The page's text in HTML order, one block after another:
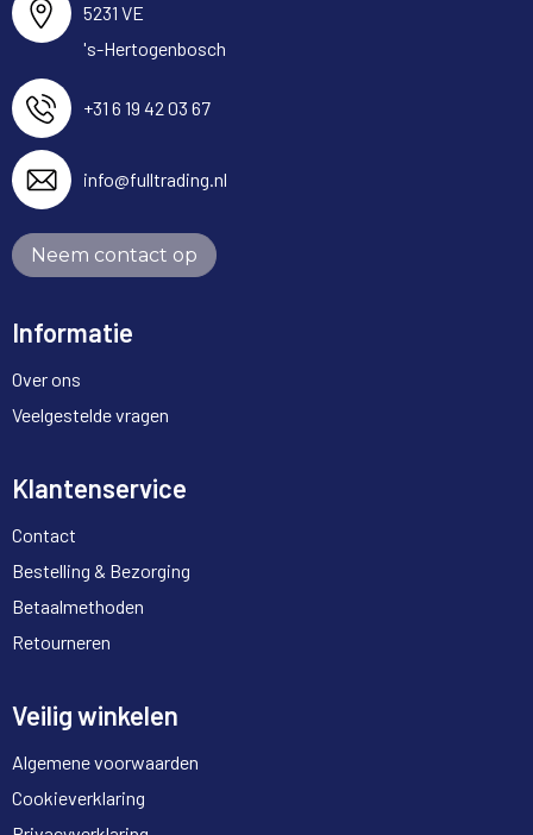
5231 VE
's-Hertogenbosch
+31 6 19 42 03 67
info@fulltrading.nl
Neem contact op
Informatie
Over ons
Veelgestelde vragen
Klantenservice
Contact
Bestelling & Bezorging
Betaalmethoden
Retourneren
Veilig winkelen
Algemene voorwaarden
Cookieverklaring